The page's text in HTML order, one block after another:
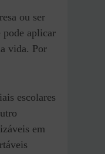
ou ser
pode aplicar
vida. Por
escolares
em